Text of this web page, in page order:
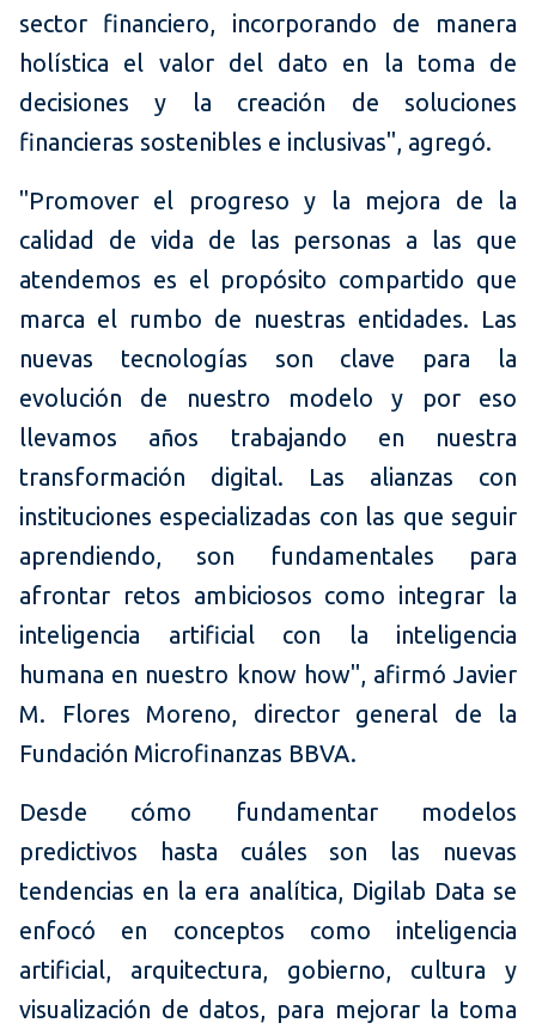
sector financiero, incorporando de manera
holística el valor del dato en la toma de
decisiones y la creación de soluciones
financieras sostenibles e inclusivas", agregó.
"Promover el progreso y la mejora de la
calidad de vida de las personas a las que
atendemos es el propósito compartido que
marca el rumbo de nuestras entidades. Las
nuevas tecnologías son clave para la
evolución de nuestro modelo y por eso
llevamos años trabajando en nuestra
transformación digital. Las alianzas con
instituciones especializadas con las que seguir
aprendiendo, son fundamentales para
afrontar retos ambiciosos como integrar la
inteligencia artificial con la inteligencia
humana en nuestro know how", afirmó Javier
M. Flores Moreno, director general de la
Fundación Microfinanzas BBVA.
Desde cómo fundamentar modelos
predictivos hasta cuáles son las nuevas
tendencias en la era analítica, Digilab Data se
enfocó en conceptos como inteligencia
artificial, arquitectura, gobierno, cultura y
visualización de datos, para mejorar la toma